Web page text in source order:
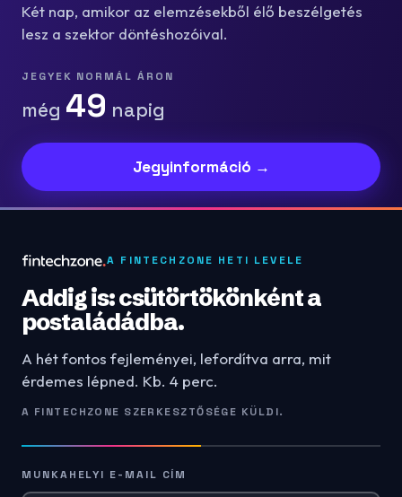
Két nap, amikor az elemzésekből élő beszélgetés
lesz a szektor döntéshozóival.
JEGYEK NORMÁL ÁRON
még 49 napig
Jegyinformáció →
A FINTECHZONE HETI LEVELE
Addig is: csütörtökönként a
postaládádba.
A hét fontos fejleményei, lefordítva arra, mit
érdemes lépned. Kb. 4 perc.
A FINTECHZONE SZERKESZTŐSÉGE KÜLDI.
MUNKAHELYI E-MAIL CÍM